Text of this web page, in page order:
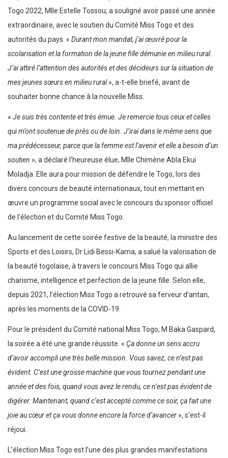
Togo 2022, Mlle Estelle Tossou, a souligné avoir passé une année
extraordinaire, avec le soutien du Comité Miss Togo et des
autorités du pays. « Durant mon mandat, j’ai œuvré pour la
scolarisation et la formation de la jeune fille démunie en milieu rural.
J’ai attiré l’attention des autorités et des décideurs sur la situation de
mes jeunes sœurs en milieu rural», a-t-elle briefé, avant de
souhaiter bonne chance à la nouvelle Miss.
« Je suis très contente et très émue. Je remercie tous ceux et celles
qui m’ont soutenue de près ou de loin. J’irai dans le même sens que
ma prédécesseur, parce que la femme est l’avenir et elle a besoin d’un
soutien », a déclaré l’heureuse élue, Mlle Chimène Abla Ekui
Moladja. Elle aura pour mission de défendre le Togo, lors des
divers concours de beauté internationaux, tout en mettant en
œuvre un programme social avec le concours du sponsor officiel
de l’élection et du Comité Miss Togo.
Au lancement de cette soirée festive de la beauté, la ministre des
Sports et des Loisirs, Dr Lidi Bessi-Kama, a salué la valorisation de
la beauté togolaise, à travers le concours Miss Togo qui allie
charisme, intelligence et perfection de la jeune fille. Selon elle,
depuis 2021, l’élection Miss Togo a retrouvé sa ferveur d’antan,
après les moments de la COVID-19.
Pour le président du Comité national Miss Togo, M Baka Gaspard,
la soirée a été une grande réussite. « Ça donne un sens accru
d’avoir accompli une très belle mission. Vous savez, ce n’est pas
évident. C’est une grosse machine que vous tournez pendant une
année et des fois, quand vous avez le rendu, ce n’est pas évident de
digérer. Maintenant, quand c’est accepté comme ce soir, ça fait une
joie au cœur et ça vous donne encore la force d’avancer », s’est-il
réjoui.
L’élection Miss Togo est l’une des plus grandes manifestations